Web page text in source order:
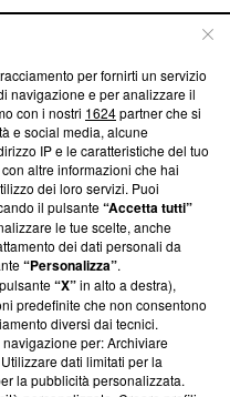
su Blasting
su come ci impegniamo a
la nostra aderenza a
Blasting News non è
ha richiesto di farne
una verifica di
per fornirti un servizio
navigazione e per analizzare il
con i nostri 1624partner che si
e social media, alcune
IP e le caratteristiche del tuo
altre informazioni che hai
dei loro servizi. Puoi
il pulsante“Accetta tutti”
le tue scelte, anche
dei dati personali da
“Personalizza”.
“X”in alto a destra),
predefinite che non consentono
diversi dai tecnici.
per: Archiviare
dati limitati per la
la pubblicità personalizzata.